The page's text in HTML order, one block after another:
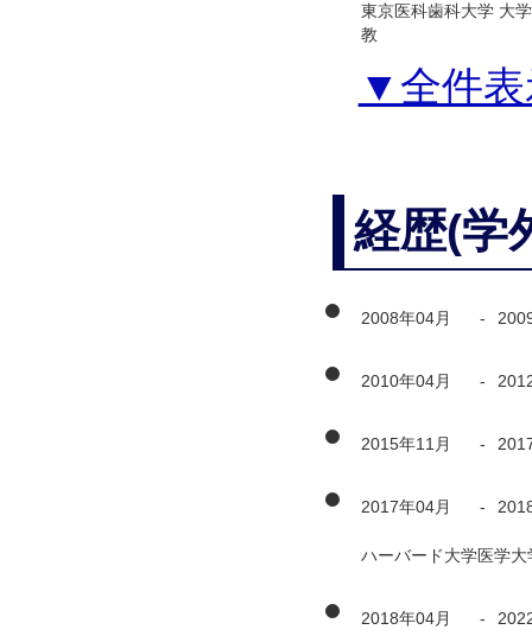
東京医科歯科大学 大
教
▼全件表
経歴(学
2008年04月 -
2010年04月 -
2015年11月 -
2017年04月 -
ハーバード大学医学
2018年04月 -